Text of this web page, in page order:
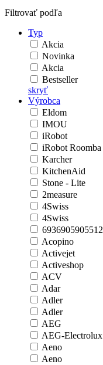
Filtrovať podľa
Typ
Akcia
Novinka
Akcia
Bestseller
skryť
Výrobca
Eldom
IMOU
iRobot
iRobot Roomba
Karcher
KitchenAid
Stone - Lite
2measure
4Swiss
4Swiss
6936905905512
Acopino
Activejet
Activeshop
ACV
Adar
Adler
Adler
AEG
AEG-Electrolux
Aeno
Aeno